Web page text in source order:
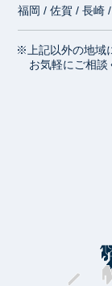
福岡 / 佐賀 / 長崎
※上記以外の地域
お気軽にご相談